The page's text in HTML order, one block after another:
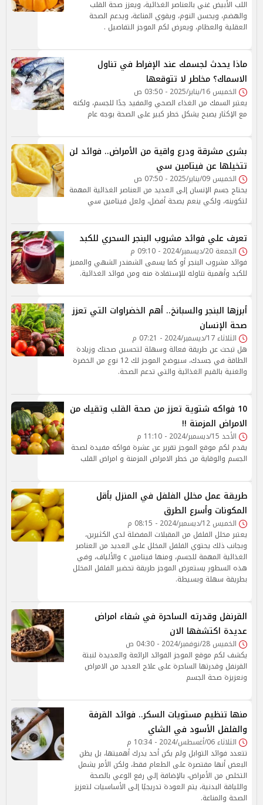
اللب الأبيض غني بالعناصر الغذائية، ويعزز صحة القلب
والهضم، ويحسن النوم، ويقوي المناعة، ويدعم الصحة
العقلية والعظام، ويعرض لكم الموجز التفاصيل .
ماذا يحدث لجسمك عند الإفراط في تناول
الاسماك؟ مخاطر لا تتوقعها
الخميس 16/يناير/2025 - 03:50 ص
يعتبر السمك من الغذاء الصحي والمفيد جدًا للجسم، ولكنه
مع الإكثار يصبح يشكل خطر كبير على الصحة بوجه عام
بشرى مشرقة ودرع واقية من الأمراض.. فوائد لن
تتخيلها عن فيتامين سي
الخميس 09/يناير/2025 - 07:50 ص
يحتاج جسم الإنسان إلى العديد من العناصر الغذائية المهمة
لتكوينه، ولكي ينعم يصحة أفضل، ولعل فيتامين سي
تعرف علي فوائد مشروب البنجر السحري للكبد
الجمعة 20/ديسمبر/2024 - 09:10 م
فوائد مشروب البنجر أو كما يسمى الشمندر الشهي والمميز
للكبد وأهمية تناوله للإستفادة منه ومن فوائد الغذائية.
أبرزها البنجر والسبانخ.. أهم الخضراوات التي تعزز
صحة الإنسان
الثلاثاء 17/ديسمبر/2024 - 07:21 م
هل تبحث عن طريقة فعالة وسهلة لتحسين صحتك وزيادة
الطاقة في جسدك، سيوضح الموجز لك 12 نوع من الخضرة
والغنية بالقيم الغذائية والتي تدعم الصحة.
10 فواكه شتوية تعزز من صحة القلب وتقيك من
الامراض المزمنة !!
الأحد 15/ديسمبر/2024 - 11:10 م
يقدم لكم موقع الموجز تقرير عن عشرة فواكه مفيدة لصحة
الجسم والوقاية من خطر الامراض المزمنة و امراض القلب
طريقة عمل مخلل الفلفل في المنزل بأقل
المكونات وأسرع الطرق
الخميس 12/ديسمبر/2024 - 08:15 م
يعتبر مخلل الفلفل من المقبلات المفضلة لدى الكثيرين،
وبجانب ذلك يحتوي الفلفل المخلل على العديد من العناصر
الغذائية المهمة للجسم، ومنها فيتامين c والألياف، وفي
هذه السطور يستعرض الموجز طريقة تحضير الفلفل المخلل
بطريقة سهلة وبسيطة.
القرنفل وقدرته الساحرة في شفاء امراض
عديدة اكتشفها الان
الخميس 28/نوفمبر/2024 - 04:30 ص
يكشف لكم موقع الموجز الفوائد الرائعة والعديدة لنبتة
القرنفل وقدرتها الساحرة على علاج العديد من الامراض
ونعزيزة صحة الجسم
منها تنظيم مستويات السكر.. فوائد القرفة
والفلفل الأسود في الشاي
الثلاثاء 06/أغسطس/2024 - 10:34 م
تتعدد فوائد التوابل ولم يكن أحد يدرك أهميتها، بل يظن
البعض أنها مقتصرة على الطعام فقط، ولكن الأمر يشمل
التخلص من الأمراض، بالإضافة إلي رفع الوعي بالصحة
واللياقة البدنية، يتم العودة تدريجيًا إلى الأساسيات لتعزيز
الصحة والمناعة.